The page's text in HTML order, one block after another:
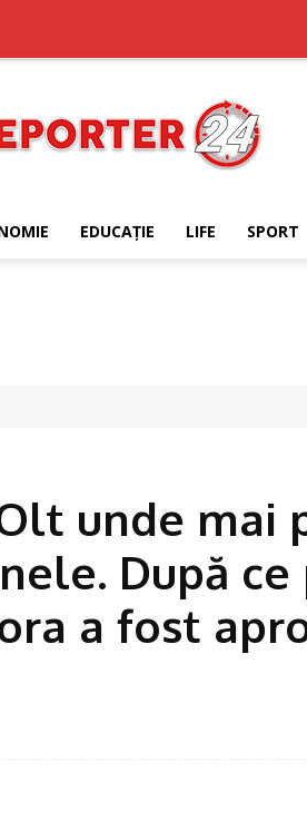
EDUCAŢIE LIFE SPORT
unde mai
După
a fost